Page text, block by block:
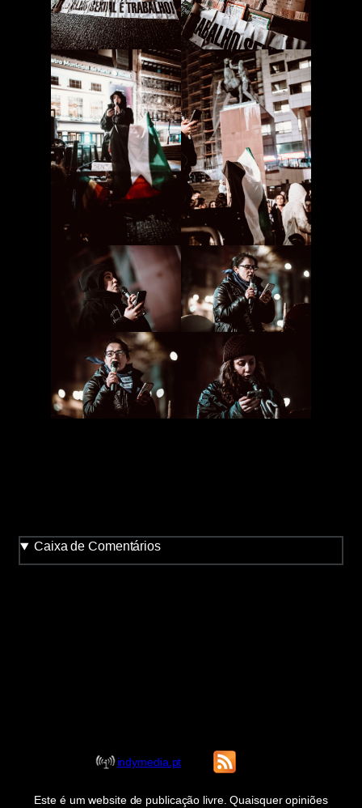
Caixa de Comentários
indymedia.pt
Este é um website de publicação livre. Quaisquer opiniões